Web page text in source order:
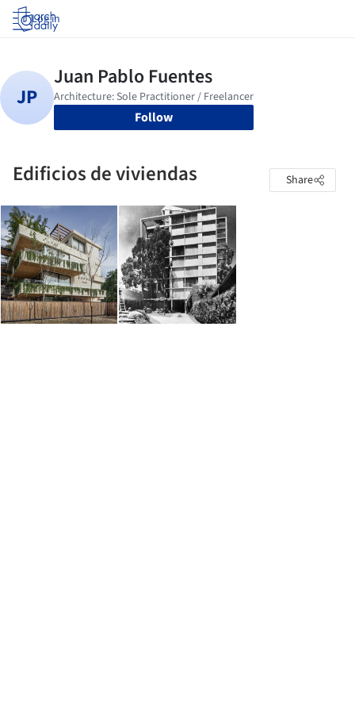
Log in
Follow
Edificios de viviendas Share